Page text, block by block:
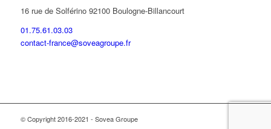
16 rue de Solférino 92100 Boulogne-Billancourt
01.75.61.03.03
contact-france@soveagroupe.fr
© Copyright 2016-2021 - Sovea Groupe